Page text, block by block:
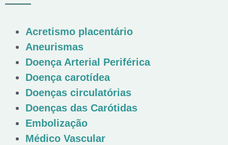
Acretismo placentário
Aneurismas
Doença Arterial Periférica
Doença carotídea
Doenças circulatórias
Doenças das Carótidas
Embolização
Médico Vascular